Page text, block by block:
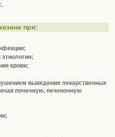
при:
крови;
выведения лекарственных
почечную, печеночную